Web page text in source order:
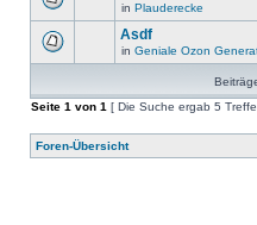
in Plauderecke
Asdf
in Geniale Ozon
Seite 1 von 1 [ Die Suche ergab 5
Foren-Übersicht